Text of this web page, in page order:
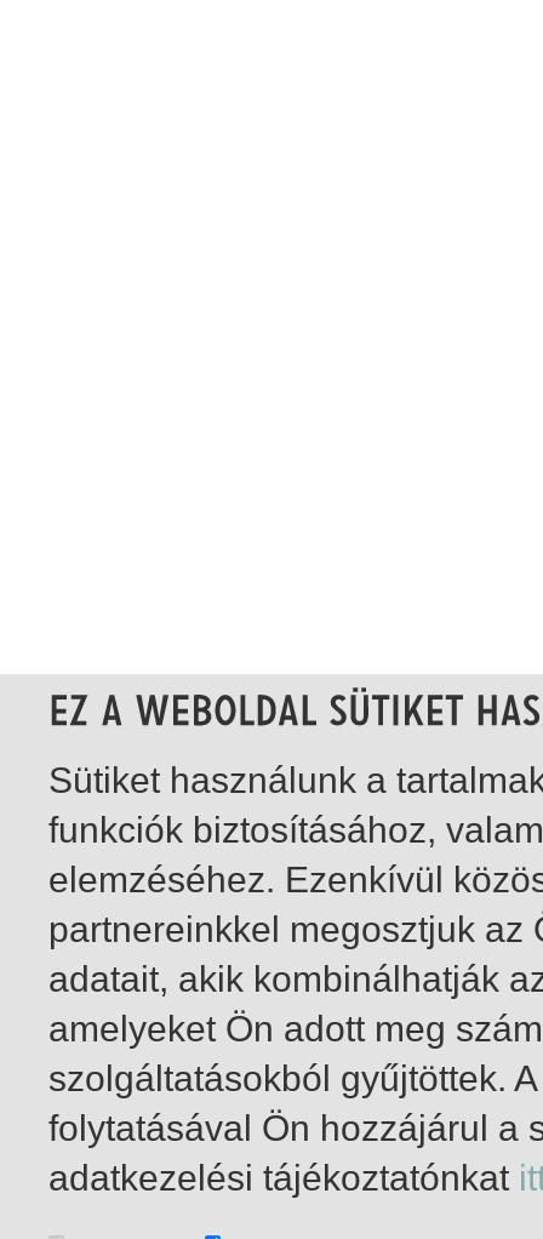
1-5 / insgesamt 5 Treffer
Sütiket használunk a
funkciók biztosításához,
elemzéséhez. Ezenkívül
partnereinkkel megosztjuk
adatait, akik kombinálhatják
amelyeket Ön adott meg
szolgáltatásokból gyűjtöttek.
folytatásával Ön hozzájárul a
adatkezelési tájékoztatónkat